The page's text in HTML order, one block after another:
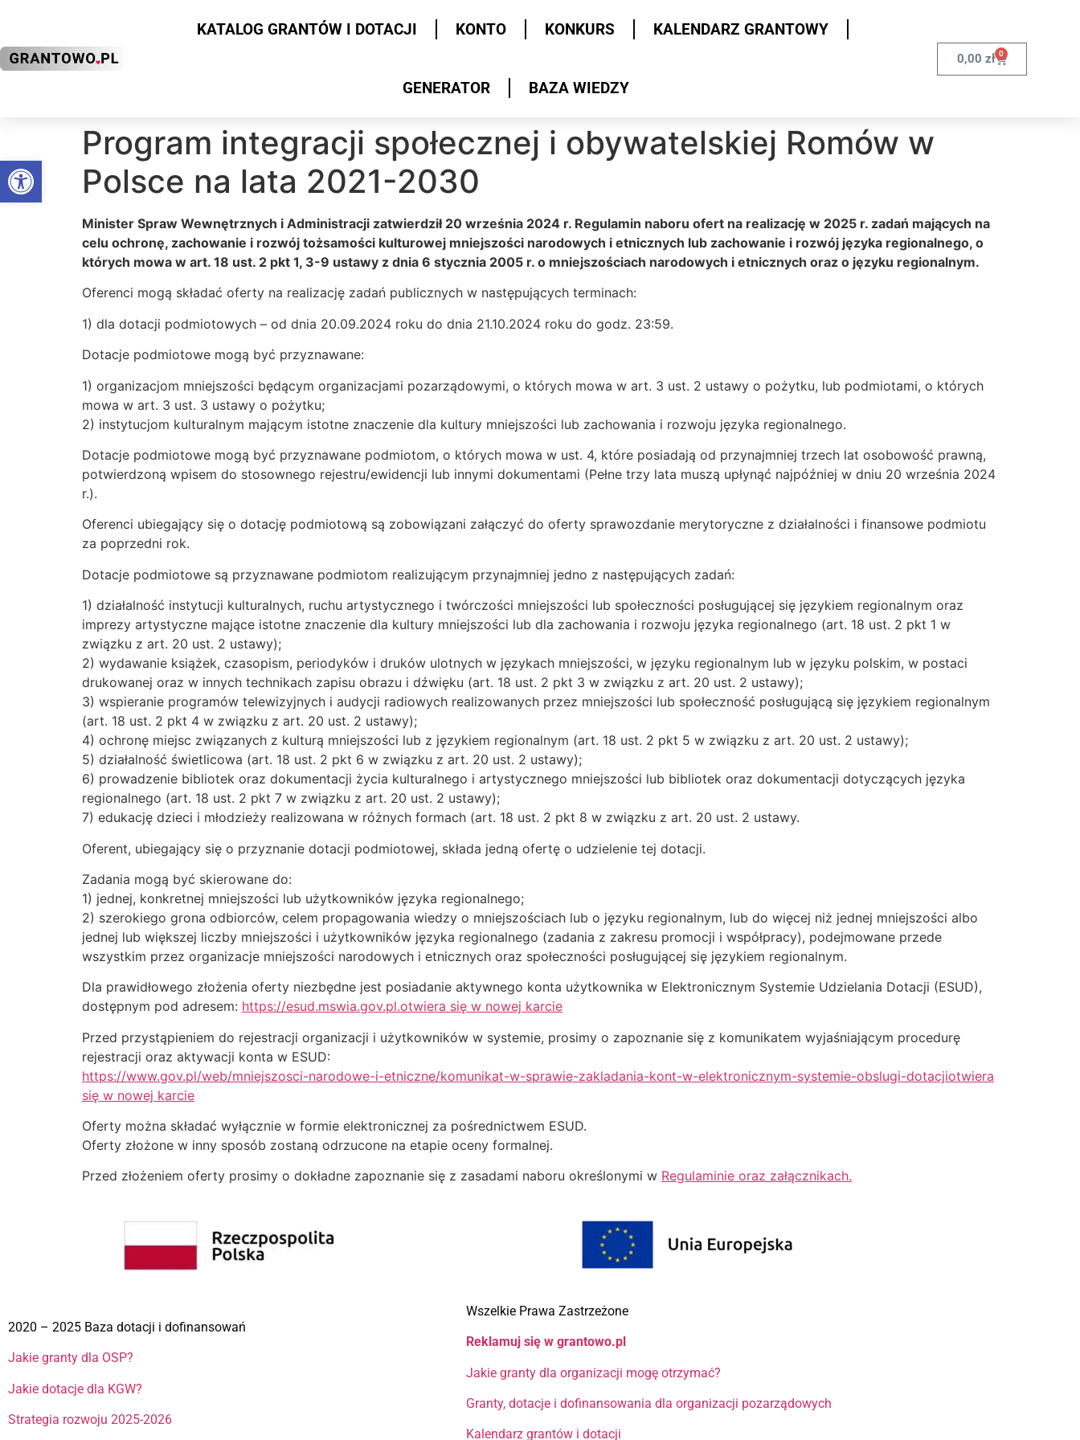
Otwórz pasek narzędzi
KATALOG GRANTÓW I DOTACJI KONTO KONKURS KALENDARZ GRANTOWY
GENERATOR BAZA WIEDZY
0,00zł 0
Program integracji społecznej i obywatelskiej Romów w
Polsce na lata 2021-2030
Minister Spraw Wewnętrznych i Administracji zatwierdził 20 września 2024 r. Regulamin naboru ofert na realizację w 2025 r. zadań mających na
celu ochronę, zachowanie i rozwój tożsamości kulturowej mniejszości narodowych i etnicznych lub zachowanie i rozwój języka regionalnego, o
których mowa w art. 18 ust. 2 pkt 1, 3-9 ustawy z dnia 6 stycznia 2005 r. o mniejszościach narodowych i etnicznych oraz o języku regionalnym.
Oferenci mogą składać oferty na realizację zadań publicznych w następujących terminach:
1) dla dotacji podmiotowych – od dnia 20.09.2024 roku do dnia 21.10.2024 roku do godz. 23:59.
Dotacje podmiotowe mogą być przyznawane:
1) organizacjom mniejszości będącym organizacjami pozarządowymi, o których mowa w art. 3 ust. 2 ustawy o pożytku, lub podmiotami, o których
mowa w art. 3 ust. 3 ustawy o pożytku;
2) instytucjom kulturalnym mającym istotne znaczenie dla kultury mniejszości lub zachowania i rozwoju języka regionalnego.
Dotacje podmiotowe mogą być przyznawane podmiotom, o których mowa w ust. 4, które posiadają od przynajmniej trzech lat osobowość prawną,
potwierdzoną wpisem do stosownego rejestru/ewidencji lub innymi dokumentami (Pełne trzy lata muszą upłynąć najpóźniej w dniu 20 września 2024
r.).
Oferenci ubiegający się o dotację podmiotową są zobowiązani załączyć do oferty sprawozdanie merytoryczne z działalności i finansowe podmiotu
za poprzedni rok.
Dotacje podmiotowe są przyznawane podmiotom realizującym przynajmniej jedno z następujących zadań:
1) działalność instytucji kulturalnych, ruchu artystycznego i twórczości mniejszości lub społeczności posługującej się językiem regionalnym oraz
imprezy artystyczne mające istotne znaczenie dla kultury mniejszości lub dla zachowania i rozwoju języka regionalnego (art. 18 ust. 2 pkt 1 w
związku z art. 20 ust. 2 ustawy);
2) wydawanie książek, czasopism, periodyków i druków ulotnych w językach mniejszości, w języku regionalnym lub w języku polskim, w postaci
drukowanej oraz w innych technikach zapisu obrazu i dźwięku (art. 18 ust. 2 pkt 3 w związku z art. 20 ust. 2 ustawy);
3) wspieranie programów telewizyjnych i audycji radiowych realizowanych przez mniejszości lub społeczność posługującą się językiem regionalnym
(art. 18 ust. 2 pkt 4 w związku z art. 20 ust. 2 ustawy);
4) ochronę miejsc związanych z kulturą mniejszości lub z językiem regionalnym (art. 18 ust. 2 pkt 5 w związku z art. 20 ust. 2 ustawy);
5) działalność świetlicowa (art. 18 ust. 2 pkt 6 w związku z art. 20 ust. 2 ustawy);
6) prowadzenie bibliotek oraz dokumentacji życia kulturalnego i artystycznego mniejszości lub bibliotek oraz dokumentacji dotyczących języka
regionalnego (art. 18 ust. 2 pkt 7 w związku z art. 20 ust. 2 ustawy);
7) edukację dzieci i młodzieży realizowana w różnych formach (art. 18 ust. 2 pkt 8 w związku z art. 20 ust. 2 ustawy.
Oferent, ubiegający się o przyznanie dotacji podmiotowej, składa jedną ofertę o udzielenie tej dotacji.
Zadania mogą być skierowane do:
1) jednej, konkretnej mniejszości lub użytkowników języka regionalnego;
2) szerokiego grona odbiorców, celem propagowania wiedzy o mniejszościach lub o języku regionalnym, lub do więcej niż jednej mniejszości albo
jednej lub większej liczby mniejszości i użytkowników języka regionalnego (zadania z zakresu promocji i współpracy), podejmowane przede
wszystkim przez organizacje mniejszości narodowych i etnicznych oraz społeczności posługującej się językiem regionalnym.
Dla prawidłowego złożenia oferty niezbędne jest posiadanie aktywnego konta użytkownika w Elektronicznym Systemie Udzielania Dotacji (ESUD),
dostępnym pod adresem: https://esud.mswia.gov.pl.otwiera się w nowej karcie
Przed przystąpieniem do rejestracji organizacji i użytkowników w systemie, prosimy o zapoznanie się z komunikatem wyjaśniającym procedurę
rejestracji oraz aktywacji konta w ESUD:
https://www.gov.pl/web/mniejszosci-narodowe-i-etniczne/komunikat-w-sprawie-zakladania-kont-w-elektronicznym-systemie-obslugi-dotacjiotwiera
się w nowej karcie
Oferty można składać wyłącznie w formie elektronicznej za pośrednictwem ESUD.
Oferty złożone w inny sposób zostaną odrzucone na etapie oceny formalnej.
Przed złożeniem oferty prosimy o dokładne zapoznanie się z zasadami naboru określonymi w Regulaminie oraz załącznikach.
2020 – 2025 Baza dotacji i dofinansowań
Jakie granty dla OSP?
Jakie dotacje dla KGW?
Strategia rozwoju 2025-2026
Wszelkie Prawa Zastrzeżone
Reklamuj się w grantowo.pl
Jakie granty dla organizacji mogę otrzymać?
Granty, dotacje i dofinansowania dla organizacji pozarządowych
Kalendarz grantów i dotacji